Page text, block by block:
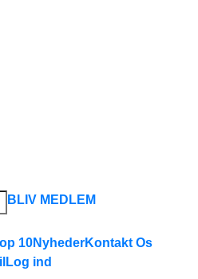
BLIV MEDLEM
10NyhederKontakt Os
Log ind